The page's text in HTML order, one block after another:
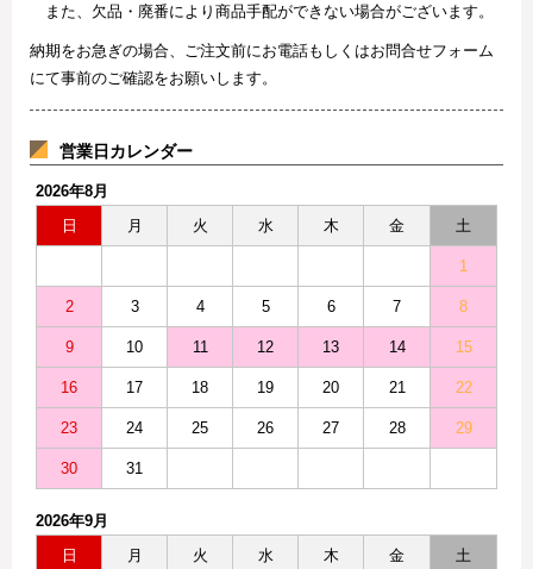
また、欠品・廃番により商品手配ができない場合がございます。
納期をお急ぎの場合、ご注文前にお電話もしくはお問合せフォーム
にて事前のご確認をお願いします。
営業日カレンダー
2026年8月
日
月 火 水 木 金 土
1
2 3 4 5 6 7 8
9 10 11 12 13 14 15
16 17 18 19 20 21 22
23 24 25 26 27 28 29
30 31
2026年9月
日
月 火 水 木 金 土